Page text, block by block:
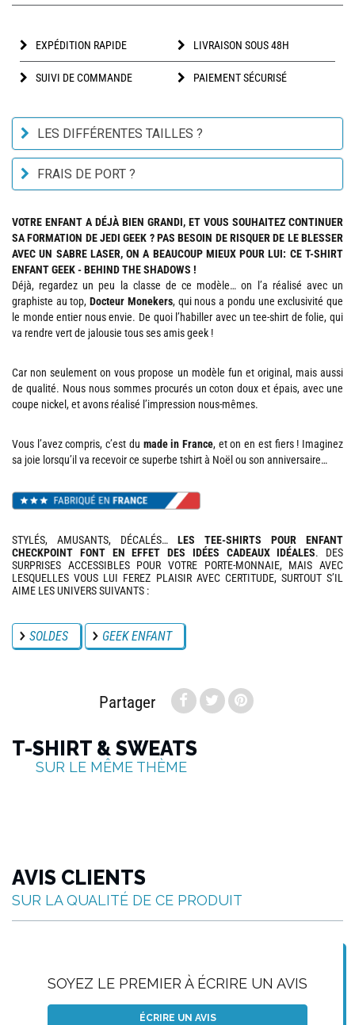
EXPÉDITION RAPIDE LIVRAISON SOUS 48H
SUIVI DE COMMANDE PAIEMENT SÉCURISÉ
LES DIFFÉRENTES TAILLES ?
FRAIS DE PORT ?
VOTRE ENFANT A DÉJÀ BIEN GRANDI, ET VOUS SOUHAITEZ CONTINUER
SA FORMATION DE JEDI GEEK ? PAS BESOIN DE RISQUER DE LE BLESSER
AVEC UN SABRE LASER, ON A BEAUCOUP MIEUX POUR LUI: CE T-SHIRT
ENFANT GEEK - BEHIND THE SHADOWS !
Déjà, regardez un peu la classe de ce modèle… on l’a réalisé avec un
graphiste au top,Docteur Monekers, qui nous a pondu une exclusivité que
le monde entier nous envie. De quoi l’habiller avec un tee-shirt de folie, qui
va rendre vert de jalousie tous ses amis geek !
Car non seulement on vous propose un modèle fun et original, mais aussi
de qualité. Nous nous sommes procurés un coton doux et épais, avec une
coupe nickel, et avons réalisé l’impression nous-mêmes.
Vous l’avez compris, c’est du made in France, et on en est fiers ! Imaginez
sa joie lorsqu’il va recevoir ce superbe tshirt à Noël ou son anniversaire…
STYLÉS, AMUSANTS, DÉCALÉS… LES TEE-SHIRTS POUR ENFANT
CHECKPOINT FONT EN EFFET DES IDÉES CADEAUX IDÉALES. DES
SURPRISES ACCESSIBLES POUR VOTRE PORTE-MONNAIE, MAIS AVEC
LESQUELLES VOUS LUI FEREZ PLAISIR AVEC CERTITUDE, SURTOUT S’IL
AIME LES UNIVERS SUIVANTS :
SOLDES GEEK ENFANT
Partager
T-SHIRT & SWEATS
SUR LE MÊME THÈME
AVIS CLIENTS
SUR LA QUALITÉ DE CE PRODUIT
SOYEZ LE PREMIER À ÉCRIRE UN AVIS
ÉCRIRE UN AVIS